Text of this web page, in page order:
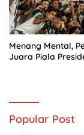
Menang Mental,
Juara Piala
Popular Post